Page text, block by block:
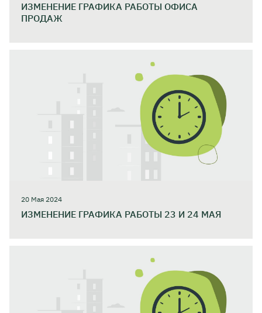
ИЗМЕНЕНИЕ ГРАФИКА РАБОТЫ ОФИСА
ПРОДАЖ
20 Мая 2024
ИЗМЕНЕНИЕ ГРАФИКА РАБОТЫ 23 И 24 МАЯ